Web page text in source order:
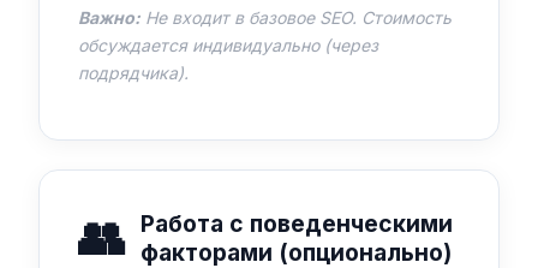
Важно: Не входит в базовое SEO. Стоимость
обсуждается индивидуально (через
подрядчика).
👥 Работа с поведенческими
факторами (опционально)